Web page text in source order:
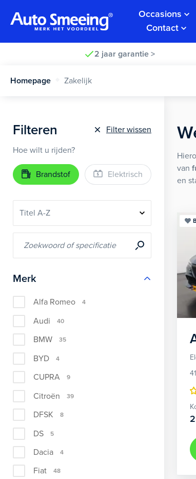
Occasions
Contact
2 jaar garantie >
Homepage Zakelijk
Filteren
Filter wissen
Hoe wilt u rijden?
Brandstof Elektrisch
Merk
Alfa Romeo 4
Audi 40
BMW 35
BYD 4
CUPRA 9
Citroën 39
DFSK 8
DS 5
Dacia 4
Fiat 48
van
en